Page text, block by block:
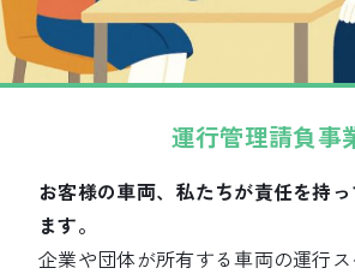
運行管理請負事
お客様の車両、私たちが責任を持
ます。
企業や団体が所有する車両の運行